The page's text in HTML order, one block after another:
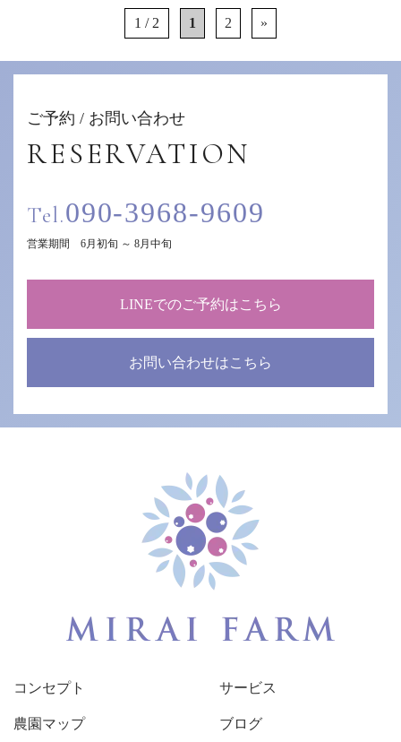
1 / 2 1 2 »
ご予約 / お問い合わせ
RESERVATION
Tel.090-3968-9609
営業期間 6月初旬 ～ 8月中旬
LINEでのご予約はこちら
お問い合わせはこちら
コンセプト サービス
農園マップ ブログ